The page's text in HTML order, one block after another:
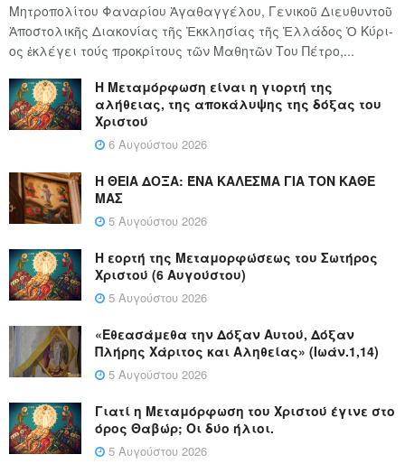
Μητροπολίτου Φαναρίου Ἀγαθαγγέλου, Γενικοῦ Διευθυντοῦ
Ἀποστολικῆς Διακονίας τῆς Ἐκκλησίας τῆς Ἑλλάδος Ὁ Κύ­ρι­
ος ἐκλέγει τούς προ­κρί­τους τῶν Μα­θη­τῶν Του Πέ­τρο,...
Η Μεταμόρφωση είναι η γιορτή της
αλήθειας, της αποκάλυψης της δόξας του
Χριστού
6 Αυγούστου 2026
Η ΘΕΙΑ ΔΟΞΑ: ΈΝΑ ΚΑΛΕΣΜΑ ΓΙΑ ΤΟΝ ΚΑΘΕ
ΜΑΣ
5 Αυγούστου 2026
Η εορτή της Μεταμορφώσεως του Σωτήρος
Χριστού (6 Αυγούστου)
5 Αυγούστου 2026
«Εθεασάμεθα την Δόξαν Αυτού, Δόξαν
Πλήρης Χάριτος και Αληθείας» (Ιωάν.1,14)
5 Αυγούστου 2026
Γιατί η Μεταμόρφωση του Χριστού έγινε στο
όρος Θαβώρ; Οι δύο ήλιοι.
5 Αυγούστου 2026